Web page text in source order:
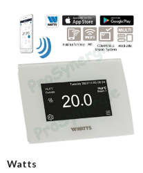
Watts